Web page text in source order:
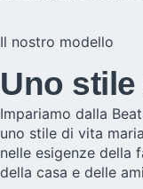
Il nostro modello
Uno
Impariamo dalla
uno stile di vita
nelle esigenze della
della casa e delle